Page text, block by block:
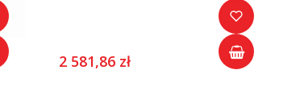
2 581,86 zł